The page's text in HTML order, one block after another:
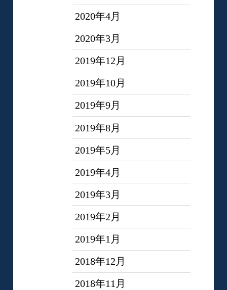
2020年4月
2020年3月
2019年12月
2019年10月
2019年9月
2019年8月
2019年5月
2019年4月
2019年3月
2019年2月
2019年1月
2018年12月
2018年11月